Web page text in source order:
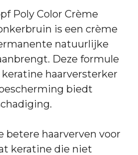
Poly Color Crème
is een crème
natuurlijke
Deze formule
haarversterker
biedt
betere haarverven voor
keratine die niet